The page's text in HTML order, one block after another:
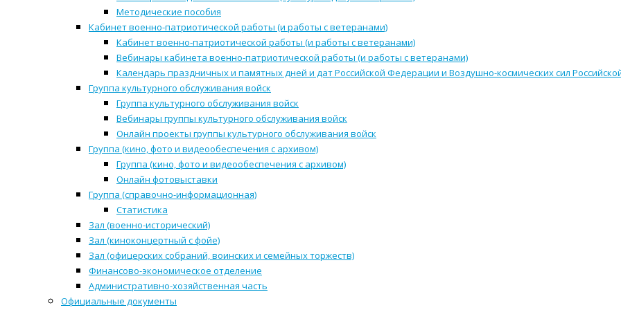
Методические пособия
Кабинет военно-патриотической работы (и работы с ветеранами)
Кабинет военно-патриотической работы (и работы с ветеранами)
Вебинары кабинета военно-патриотической работы (и работы с ветеранами)
Календарь праздничных и памятных дней и дат Российской Федерации и Воздушно-космических сил
Группа культурного обслуживания войск
Группа культурного обслуживания войск
Вебинары группы культурного обслуживания войск
Онлайн проекты группы культурного обслуживания войск
Группа (кино, фото и видеообеспечения с архивом)
Группа (кино, фото и видеообеспечения с архивом)
Онлайн фотовыставки
Группа (справочно-информационная)
Статистика
Зал (военно-исторический)
Зал (киноконцертный с фойе)
Зал (офицерских собраний, воинских и семейных торжеств)
Финансово-экономическое отделение
Административно-хозяйственная часть
Официальные документы